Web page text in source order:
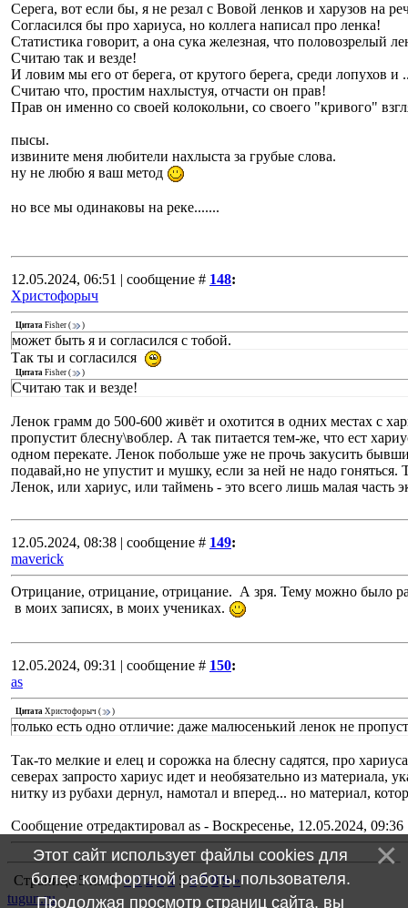
Серега, вот если бы, я не резал с Вовой ленков и харузов на
Согласился бы про хариуса, но коллега написал про ленка!
Статистика говорит, а она сука железная, что половозрелый
Считаю так и везде!
И ловим мы его от берега, от крутого берега, среди лопухов и
Считаю что, простим нахлыстуя, отчасти он прав!
Прав он именно со своей колокольни, со своего "кривого"
пысы.
извините меня любители нахлыста за грубые слова.
ну не любю я ваш метод
но все мы одинаковы на реке.......
12.05.2024, 06:51 | сообщение # 148:
Христофорыч
Цитата Fisher ( )
может быть я и согласился с тобой.
Так ты и согласился
Цитата Fisher ( )
Считаю так и везде!
Ленок грамм до 500-600 живёт и охотится в одних местах с
пропустит блесну\воблер. А так питается тем-же, что ест
одном перекате. Ленок побольше уже не прочь закусить
подавай,но не упустит и мушку, если за ней не надо
Ленок, или хариус, или таймень - это всего лишь малая часть
12.05.2024, 08:38 | сообщение # 149:
maverick
Отрицание, отрицание, отрицание. А зря. Тему можно было
в моих записях, в моих учениках.
12.05.2024, 09:31 | сообщение # 150:
as
Цитата Христофорыч ( )
только есть одно отличие: даже малюсенький ленок не
Так-то мелкие и елец и сорожка на блесну садятся, про
северах запросто хариус идет и необязательно из
нитку из рубахи дернул, намотал и вперед... но материал,
Сообщение отредактировал as - Воскресенье, 12.05.2024, 09:36
Страница5из9 « 1 2 3 4 5 6 7 8 9 »
tugun.ru
Этот сайт использует файлы cookies для
более комфортной работы пользователя.
Продолжая просмотр страниц сайта, вы